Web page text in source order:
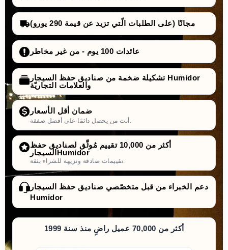
مجانًا (على الطلبات الّتي تزيد عن قيمة 290 يورو)
عائدات 100 يوم - من غير مخاطر
تشكيلة ضخمة من صناديق حفظ السيجار Humidor
والعلامات التجاريّة
ضمان أقل الأسعار
أكثر من 10,000 تقييم مُوثَّق لصناديق حفظ
السيجارHumidor
دعم الخبراء من قبل متخصّصي صناديق حفظ السيجار
Humidor
أكثر من 70,000 عميل راضٍ منذ سنة 1999